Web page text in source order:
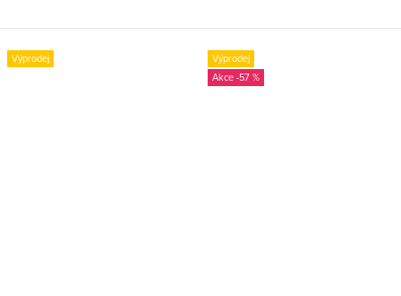
Výprodej
Výprodej
-57 %